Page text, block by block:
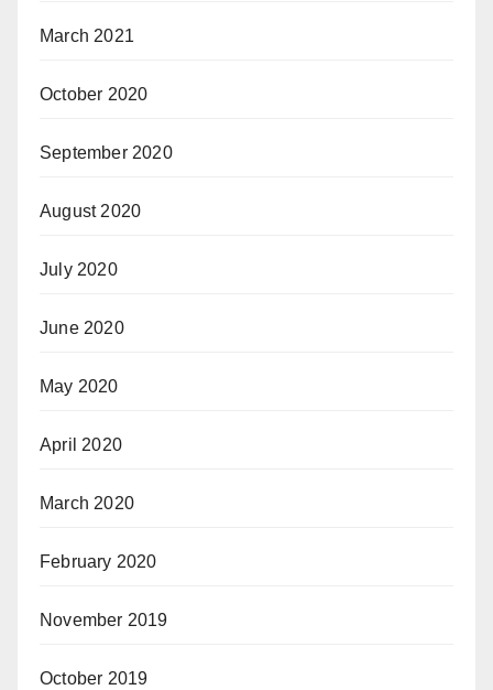
March 2021
October 2020
September 2020
August 2020
July 2020
June 2020
May 2020
April 2020
March 2020
February 2020
November 2019
October 2019